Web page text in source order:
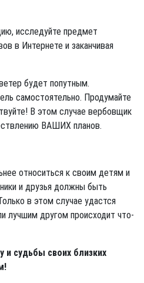
исследуйте предмет
в Интернете и заканчивая
будет попутным.
самостоятельно. Продумайте
В этом случае вербовщик
ВАШИХ планов.
относиться к своим детям и
и друзья должны быть
в этом случае удастся
лучшим другом происхо­дит что-
и судьбы своих близких